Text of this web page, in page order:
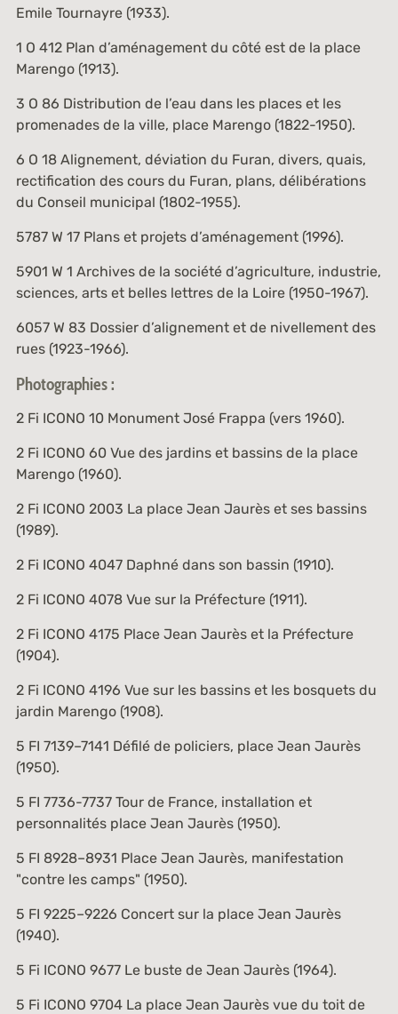
Emile Tournayre (1933).
1 O 412Plan d’aménagement du côté est de la place
Marengo (1913).
3 O 86 Distribution de l’eau dans les places et les
promenades de la ville, place Marengo (1822-1950).
6 O 18Alignement, déviation du Furan, divers, quais,
rectification des cours du Furan, plans, délibérations
du Conseil municipal (1802-1955).
5787 W 17Plans et projets d’aménagement (1996).
5901 W 1 Archives de la société d’agriculture, industrie,
sciences, arts et belles lettres de la Loire (1950-1967).
6057 W 83 Dossier d’alignement et de nivellement des
rues (1923-1966).
Photographies :
2 Fi ICONO 10Monument José Frappa (vers 1960).
2 Fi ICONO 60Vue des jardins et bassins de la place
Marengo (1960).
2 Fi ICONO 2003 La place Jean Jaurès et ses bassins
(1989).
2 Fi ICONO 4047Daphné dans son bassin (1910).
2 Fi ICONO 4078Vue sur la Préfecture (1911).
2 Fi ICONO 4175 Place Jean Jaurès et la Préfecture
(1904).
2 Fi ICONO 4196 Vue sur les bassins et les bosquets du
jardin Marengo (1908).
5 FI 7139–7141 Défilé de policiers, place Jean Jaurès
(1950).
5 FI 7736-7737Tour de France, installation et
personnalités place Jean Jaurès (1950).
5 FI 8928–8931 Place Jean Jaurès, manifestation
"contre les camps" (1950).
5 FI 9225–9226 Concert sur la place Jean Jaurès
(1940).
5 Fi ICONO 9677Le buste de Jean Jaurès (1964).
5 Fi ICONO 9704La place Jean Jaurès vue du toit de